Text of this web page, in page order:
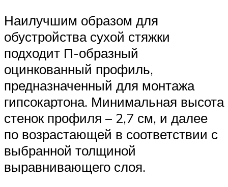
Наилучшим образом для
обустройства сухой стяжки
подходит П-образный
оцинкованный профиль,
предназначенный для монтажа
гипсокартона. Минимальная высота
стенок профиля – 2,7 см, и далее
по возрастающей в соответствии с
выбранной толщиной
выравнивающего слоя.